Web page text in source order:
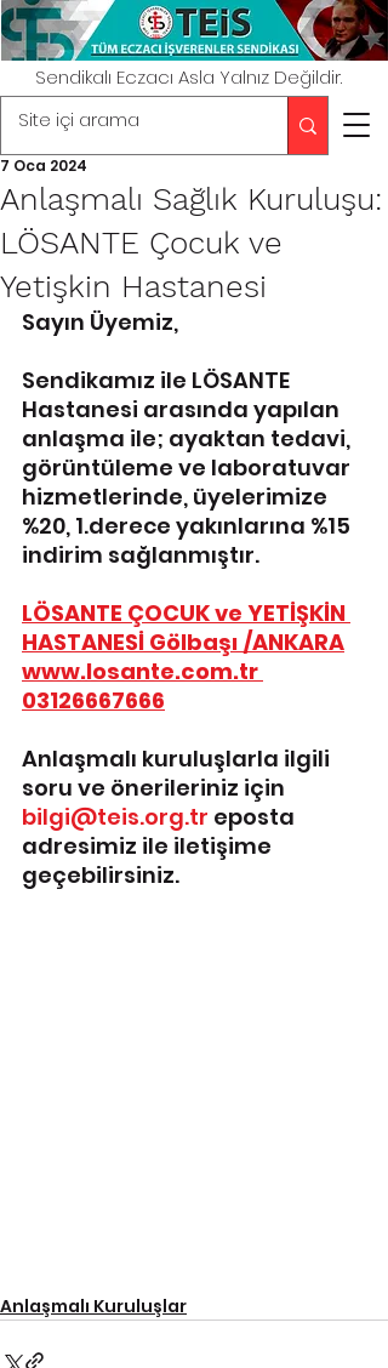
Sendikalı Eczacı Asla Yalnız Değildir.
Anlaşmalı Sağlık Kuruluşu:
LÖSANTE Çocuk ve
Yetişkin Hastanesi
7 Oca 2024
Sayın Üyemiz,
Sendikamız ile LÖSANTE
Hastanesi arasında yapılan
anlaşma ile; ayaktan tedavi,
görüntüleme ve laboratuvar
hizmetlerinde, üyelerimize
%20, 1.derece yakınlarına %15
indirim sağlanmıştır.
LÖSANTE ÇOCUK ve YETİŞKİN
HASTANESİ Gölbaşı /ANKARA
www.losante.com.tr
03126667666
Anlaşmalı kuruluşlarla ilgili
soru ve önerileriniz için
bilgi@teis.org.tr eposta
adresimiz ile iletişime
geçebilirsiniz.
Anlaşmalı Kuruluşlar